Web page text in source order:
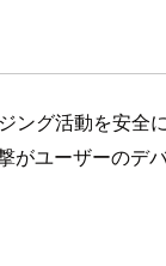
グ活動を安全
ユーザーのデ